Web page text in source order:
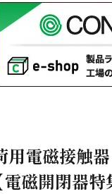
電磁接触
電磁開閉器特